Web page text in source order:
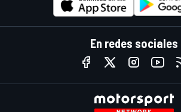
En redes sociales